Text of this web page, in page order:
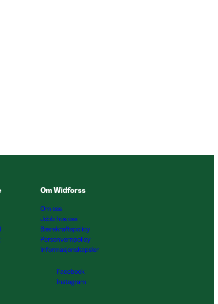
Om Widforss
Om oss
Jobb hos oss
Bærekraftspolicy
Personvernpolicy
Informasjonskapsler
Facebook
Instagram